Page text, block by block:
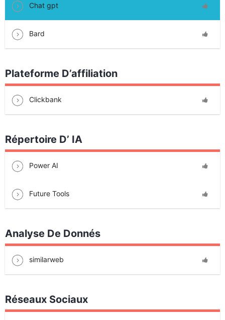
Chat gpt
Bard
Plateforme D’affiliation
Clickbank
Répertoire D’ IA
Power AI
Future Tools
Analyse De Donnés
similarweb
Réseaux Sociaux